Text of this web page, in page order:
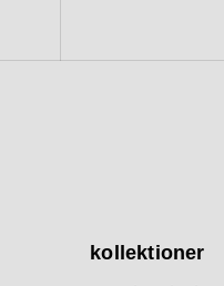
kollektioner